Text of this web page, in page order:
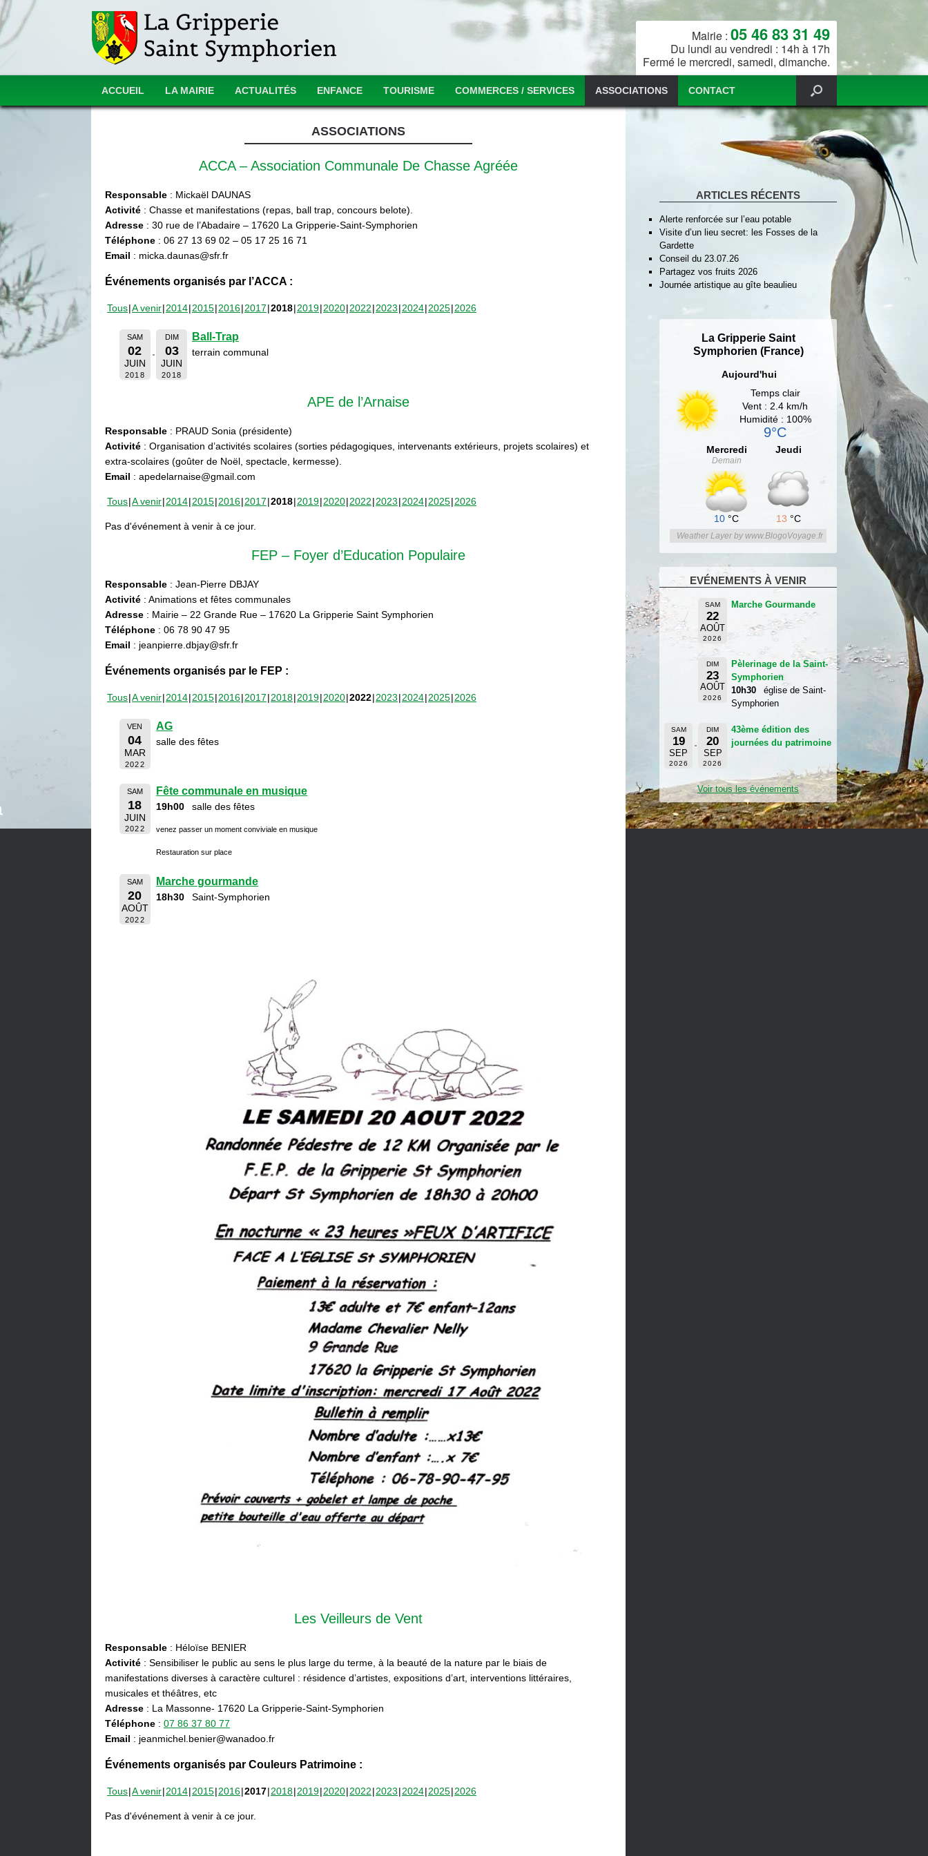
Mairie : 05 46 83 31 49
Du lundi au vendredi : 14h à 17h
Fermé le mercredi, samedi, dimanche.
ACCUEIL LA MAIRIE ACTUALITÉS ENFANCE TOURISME COMMERCES / SERVICES ASSOCIATIONS CONTACT
ASSOCIATIONS
ACCA – Association Communale De Chasse Agréée
Responsable : Mickaël DAUNAS
Activité : Chasse et manifestations (repas, ball trap, concours belote).
Adresse : 30 rue de l’Abadaire – 17620 La Gripperie-Saint-Symphorien
Téléphone : 06 27 13 69 02 – 05 17 25 16 71
Email : micka.daunas@sfr.fr
Événements organisés par l’ACCA :
Tous A venir 2014 2015 2016 2017 2018 2019 2020 2022 2023 2024 2025 2026
SAM
02
JUIN
2018
DIM
03
JUIN
2018
Ball-Trap
terrain communal
APE de l’Arnaise
Responsable : PRAUD Sonia (présidente)
Activité : Organisation d’activités scolaires (sorties pédagogiques, intervenants extérieurs, projets scolaires) et
extra-scolaires (goûter de Noël, spectacle, kermesse).
Email : apedelarnaise@gmail.com
Tous A venir 2014 2015 2016 2017 2018 2019 2020 2022 2023 2024 2025 2026
Pas d'événement à venir à ce jour.
FEP – Foyer d’Education Populaire
Responsable : Jean-Pierre DBJAY
Activité : Animations et fêtes communales
Adresse : Mairie – 22 Grande Rue – 17620 La Gripperie Saint Symphorien
Téléphone : 06 78 90 47 95
Email : jeanpierre.dbjay@sfr.fr
Événements organisés par le FEP :
Tous A venir 2014 2015 2016 2017 2018 2019 2020 2022 2023 2024 2025 2026
VEN
04
MAR
2022
AG
salle des fêtes
SAM
18
JUIN
2022
Fête communale en musique
19h00 salle des fêtes
venez passer un moment conviviale en musique
Restauration sur place
SAM
20
AOÛT
2022
Marche gourmande
18h30 Saint-Symphorien
Les Veilleurs de Vent
Responsable : Héloïse BENIER
Activité : Sensibiliser le public au sens le plus large du terme, à la beauté de la nature par le biais de
manifestations diverses à caractère culturel : résidence d’artistes, expositions d’art, interventions littéraires,
musicales et théâtres, etc
Adresse : La Massonne- 17620 La Gripperie-Saint-Symphorien
Téléphone : 07 86 37 80 77
Email : jeanmichel.benier@wanadoo.fr
Événements organisés par Couleurs Patrimoine :
Tous A venir 2014 2015 2016 2017 2018 2019 2020 2022 2023 2024 2025 2026
Pas d'événement à venir à ce jour.
ARTICLES RÉCENTS
Alerte renforcée sur l’eau potable
Visite d’un lieu secret: les Fosses de la
Gardette
Conseil du 23.07.26
Partagez vos fruits 2026
Journée artistique au gîte beaulieu
La Gripperie Saint
Symphorien (France)
Aujourd'hui
Temps clair
Vent : 2.4 km/h
Humidité : 100%
9°C
Mercredi
Demain
10 °C
Jeudi
13 °C
Weather Layer by www.BlogoVoyage.fr
EVÉNEMENTS À VENIR
SAM
22
AOÛT
2026
Marche Gourmande
DIM
23
AOÛT
2026
Pèlerinage de la Saint-
Symphorien
10h30
église de Saint-
Symphorien
SAM
19
SEP
2026
DIM
20
SEP
2026
43ème édition des
journées du patrimoine
Voir tous les événements